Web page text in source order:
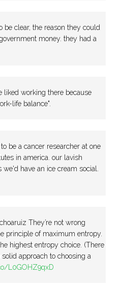
be clear, the reason they could
money. they had a
liked working there because
life balance".
be a cancer researcher at one
in america. our lavish
have an ice cream social.
They’re not wrong
principle of maximum entropy.
highest entropy choice. (There
approach to choosing a
L0GOHZ9qxD